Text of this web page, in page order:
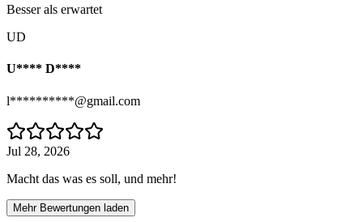
Besser als erwartet
UD
U**** D****
l**********@gmail.com
Jul 28, 2026
Macht das was es soll, und mehr!
Mehr Bewertungen laden